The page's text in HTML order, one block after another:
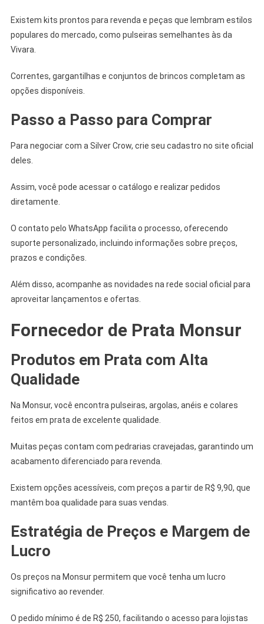
Existem kits prontos para revenda e peças que lembram estilos
populares do mercado, como pulseiras semelhantes às da
Vivara.
Correntes, gargantilhas e conjuntos de brincos completam as
opções disponíveis.
Passo a Passo para Comprar
Para negociar com a Silver Crow, crie seu cadastro no site oficial
deles.
Assim, você pode acessar o catálogo e realizar pedidos
diretamente.
O contato pelo WhatsApp facilita o processo, oferecendo
suporte personalizado, incluindo informações sobre preços,
prazos e condições.
Além disso, acompanhe as novidades na rede social oficial para
aproveitar lançamentos e ofertas.
Fornecedor de Prata Monsur
Produtos em Prata com Alta
Qualidade
Na Monsur, você encontra pulseiras, argolas, anéis e colares
feitos em prata de excelente qualidade.
Muitas peças contam com pedrarias cravejadas, garantindo um
acabamento diferenciado para revenda.
Existem opções acessíveis, com preços a partir de R$ 9,90, que
mantêm boa qualidade para suas vendas.
Estratégia de Preços e Margem de
Lucro
Os preços na Monsur permitem que você tenha um lucro
significativo ao revender.
O pedido mínimo é de R$ 250, facilitando o acesso para lojistas